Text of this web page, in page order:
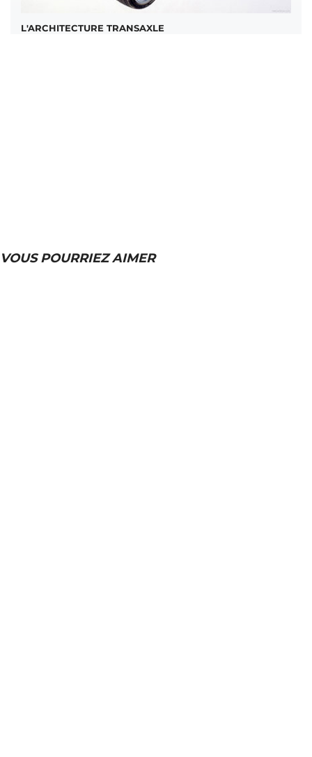
L'ARCHITECTURE TRANSAXLE
VOUS POURRIEZ AIMER